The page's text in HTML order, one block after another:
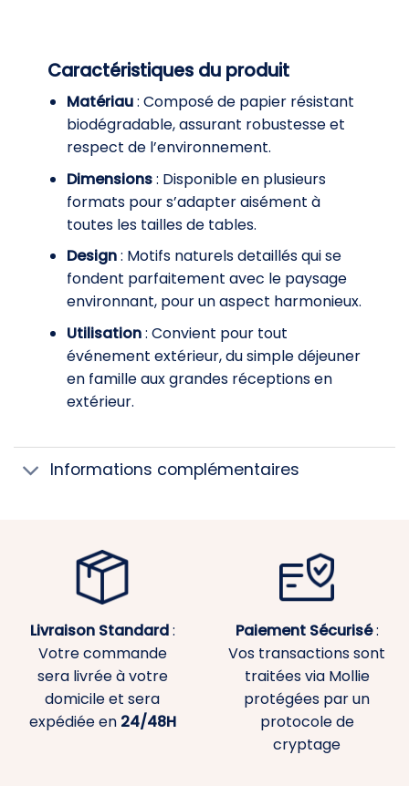
Caractéristiques du produit
Matériau: Composé de papier résistant
biodégradable, assurant robustesse et
respect de l’environnement.
Dimensions: Disponible en plusieurs
formats pour s’adapter aisément à
toutes les tailles de tables.
Design: Motifs naturels detaillés qui se
fondent parfaitement avec le paysage
environnant, pour un aspect harmonieux.
Utilisation: Convient pour tout
événement extérieur, du simple déjeuner
en famille aux grandes réceptions en
extérieur.
Informations complémentaires
Livraison Standard:
Votre commande
sera livrée à votre
domicile et sera
expédiée en 24/48H
Paiement Sécurisé:
Vos transactions sont
traitées via Mollie
protégées par un
protocole de
cryptage